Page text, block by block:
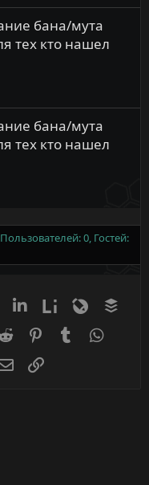
бана/мута
тех кто нашел
бана/мута
тех кто нашел
0, Гостей:
BloggerLinkedinLiveinternet
Livejournal
Reddit PinterestTumblr
Электронная почта